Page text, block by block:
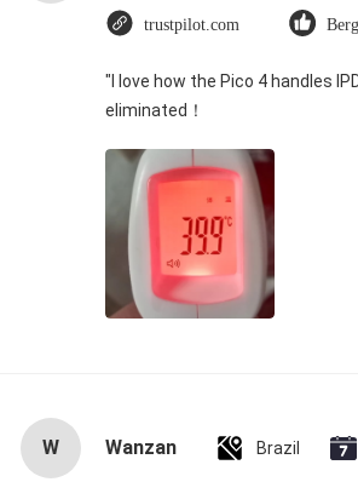
trustpilot.com
"I love how the Pico 4 handles
eliminated！
W Wanzan Brazil